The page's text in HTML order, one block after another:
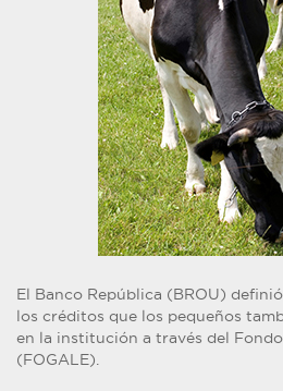
El Banco República (BROU)
los créditos que los pequeños
en la institución a través del
(FOGALE).